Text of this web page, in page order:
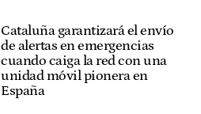
Cataluña garantizará el envío
de alertas en emergencias
cuando caiga la red con una
unidad móvil pionera en
España